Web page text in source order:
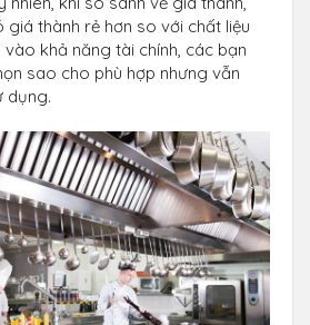
giá thành rẻ hơn so với chất liệu
vào khả năng tài chính, các bạn
sao cho phù hợp nhưng vẫn
dụng.